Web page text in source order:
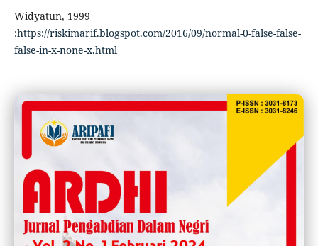
Widyatun, 1999
:https://riskimarif.blogspot.com/2016/09/normal-0-false-false-
false-in-x-none-x.html